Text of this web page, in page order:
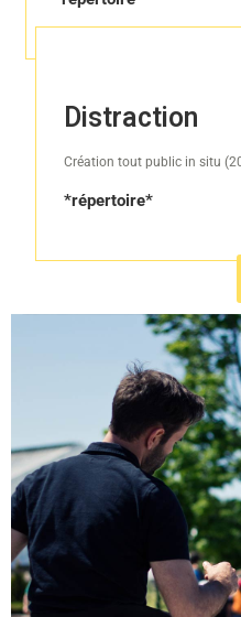
Distraction
Création tout public in situ
*répertoire*